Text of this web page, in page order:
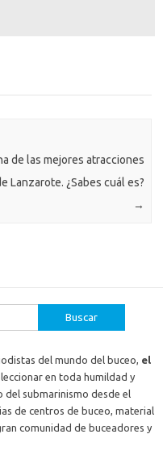
de las mejores atracciones
Lanzarote. ¿Sabes cuál es?
→
del mundo del buceo, el
en toda humildad y
del submarinismo desde el
de centros de buceo, material
comunidad de buceadores y